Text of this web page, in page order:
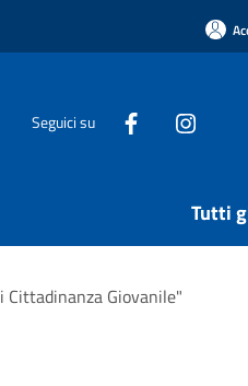
Seguici su
Tutti
Giovanile"